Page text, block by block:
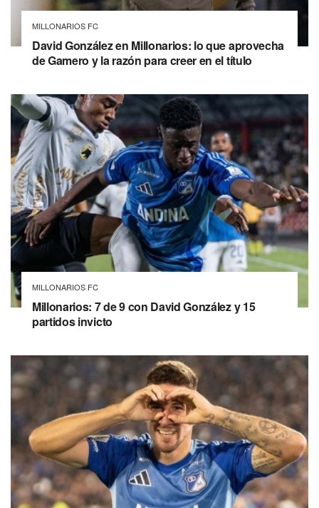
MILLONARIOS FC
David González en Millonarios: lo que aprovecha
de Gamero y la razón para creer en el título
MILLONARIOS FC
Millonarios: 7 de 9 con David González y 15
partidos invicto